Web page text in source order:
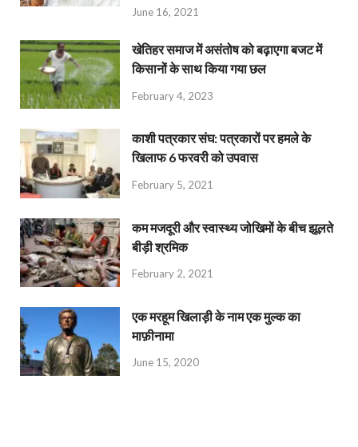
June 16, 2021
खेतिहर समाज में असंतोष को बढ़ाएगा बजट में
किसानों के साथ किया गया छल
February 4, 2023
काशी पत्रकार संघ: पत्रकारों पर हमले के
खिलाफ 6 फरवरी को उपवास
February 5, 2021
कम मजदूरी और स्वास्थ्य जोखिमों के बीच झूलते
बीड़ी श्रमिक
February 2, 2021
एक मरहूम खिलाड़ी के नाम एक मुल्क का
माफ़ीनामा
June 15, 2020